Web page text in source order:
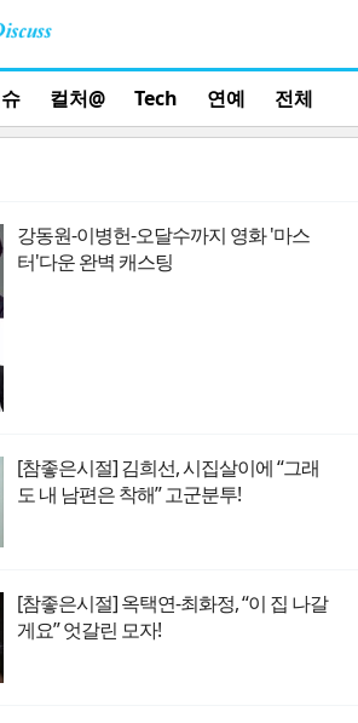
컬처@ Tech 연예 전체
강동원-이병헌-오달수까지 영화 '마스
터'다운 완벽 캐스팅
[참좋은시절] 김희선, 시집살이에 “그래
도 내 남편은 착해” 고군분투!
[참좋은시절] 옥택연-최화정, “이 집 나갈
게요” 엇갈린 모자!